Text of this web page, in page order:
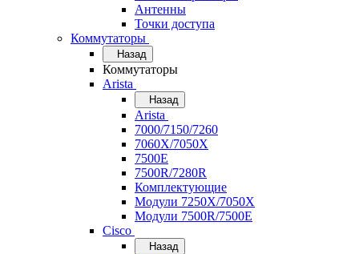
Антенны
Точки доступа
Коммутаторы
Назад
Коммутаторы
Arista
Назад
Arista
7000/7150/7260
7060X/7050X
7500E
7500R/7280R
Комплектующие
Модули 7250X/7050X
Модули 7500R/7500E
Cisco
Назад